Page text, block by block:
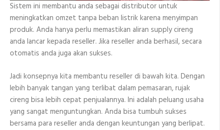
Sistem ini membantu anda sebagai distributor untuk
meningkatkan omzet tanpa beban listrik karena menyimpan
produk. Anda hanya perlu memastikan aliran supply cireng
anda lancar kepada reseller. Jika reseller anda berhasil, secara
otomatis anda juga akan sukses.
Jadi konsepnya kita membantu reseller di bawah kita. Dengan
lebih banyak tangan yang terlibat dalam pemasaran, rujak
cireng bisa lebih cepat penjualannya. Ini adalah peluang usaha
yang sangat menguntungkan. Anda bisa tumbuh sukses
bersama para reseller anda dengan keuntungan yang berlipat.